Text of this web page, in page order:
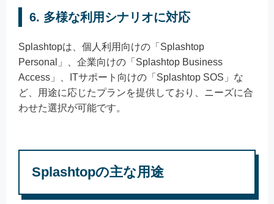
6. 多様な利用シナリオに対応
Splashtopは、個人利用向けの「Splashtop
Personal」、企業向けの「Splashtop Business
Access」、ITサポート向けの「Splashtop SOS」な
ど、用途に応じたプランを提供しており、ニーズに合
わせた選択が可能です。
Splashtopの主な用途